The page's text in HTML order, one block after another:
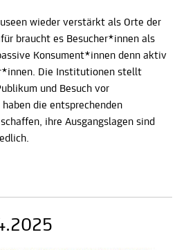
wieder verstärkt als Orte der
braucht es Besucher*innen als
Konsument*innen denn aktiv
Die Institutionen stellt
und Besuch vor
die entsprechenden
ihre Ausgangslagen sind